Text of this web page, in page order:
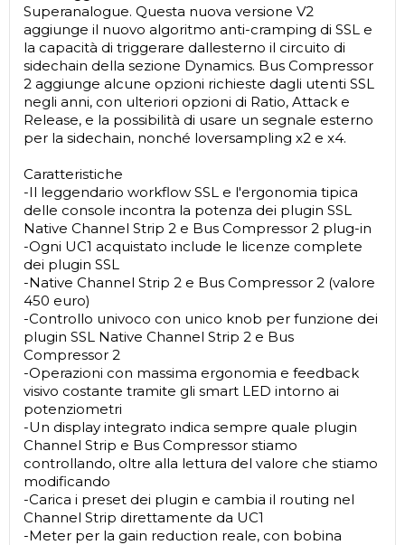
Superanalogue. Questa nuova versione V2
aggiunge il nuovo algoritmo anti-cramping di SSL e
la capacità di triggerare dallesterno il circuito di
sidechain della sezione Dynamics. Bus Compressor
2 aggiunge alcune opzioni richieste dagli utenti SSL
negli anni, con ulteriori opzioni di Ratio, Attack e
Release, e la possibilità di usare un segnale esterno
per la sidechain, nonché loversampling x2 e x4.
Caratteristiche
-Il leggendario workflow SSL e l'ergonomia tipica
delle console incontra la potenza dei plugin SSL
Native Channel Strip 2 e Bus Compressor 2 plug-in
-Ogni UC1 acquistato include le licenze complete
dei plugin SSL
-Native Channel Strip 2 e Bus Compressor 2 (valore
450 euro)
-Controllo univoco con unico knob per funzione dei
plugin SSL Native Channel Strip 2 e Bus
Compressor 2
-Operazioni con massima ergonomia e feedback
visivo costante tramite gli smart LED intorno ai
potenziometri
-Un display integrato indica sempre quale plugin
Channel Strip e Bus Compressor stiamo
controllando, oltre alla lettura del valore che stiamo
modificando
-Carica i preset dei plugin e cambia il routing nel
Channel Strip direttamente da UC1
-Meter per la gain reduction reale, con bobina